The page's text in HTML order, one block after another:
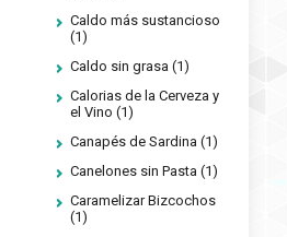
Caldo más sustancioso
(1)
Caldo sin grasa (1)
Calorias de la Cerveza y
el Vino (1)
Canapés de Sardina (1)
Canelones sin Pasta (1)
Caramelizar Bizcochos
(1)